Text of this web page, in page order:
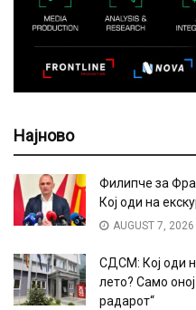
Најново
Филипче за
Кој оди на
AUGUST 7, 2026
СДСМ: Кој оди
лето? Само
радарот“